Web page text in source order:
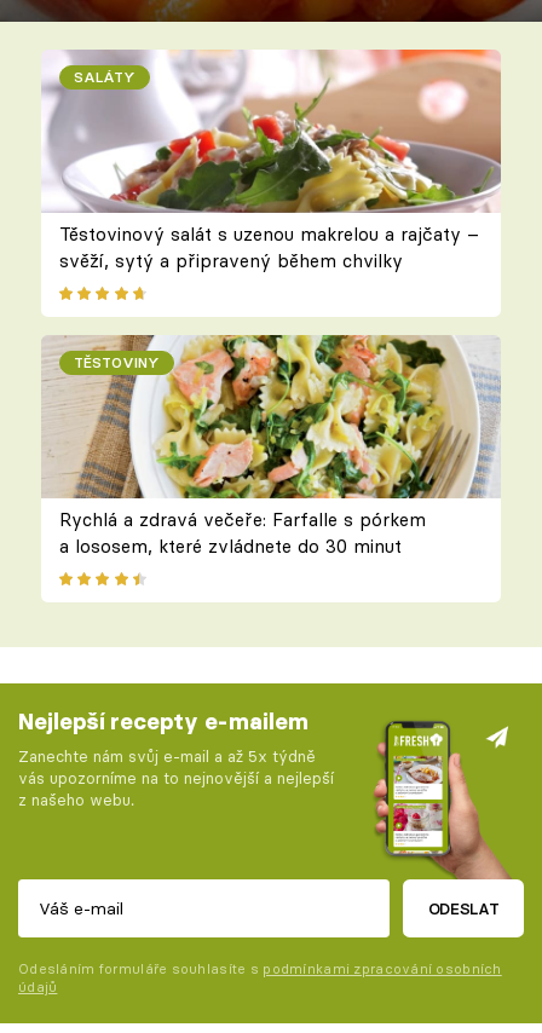
SALÁTY
Těstovinový salát s uzenou makrelou a rajčaty –
svěží, sytý a připravený během chvilky
TĚSTOVINY
Rychlá a zdravá večeře: Farfalle s pórkem
a lososem, které zvládnete do 30 minut
Nejlepší recepty e-mailem
Zanechte nám svůj e-mail a až 5x týdně
vás upozorníme na to nejnovější a nejlepší
z našeho webu.
ODESLAT
Odesláním formuláře souhlasíte s podmínkami zpracování osobních
údajů